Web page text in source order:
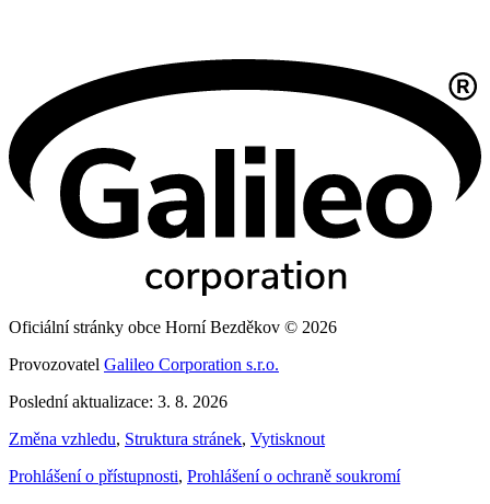
Oficiální stránky obce Horní Bezděkov © 2026
Provozovatel Galileo Corporation s.r.o.
Poslední aktualizace: 3. 8. 2026
Změna vzhledu, Struktura stránek, Vytisknout
Prohlášení o přístupnosti, Prohlášení o ochraně soukromí